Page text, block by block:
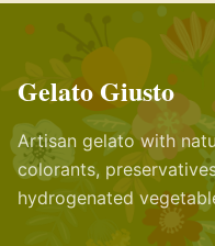
Gelato Giusto
Artisan gelato with
colorants,
hydrogenated